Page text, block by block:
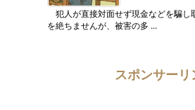
犯人が直接対面せず現金などを騙し
を絶ちませんが、被害の多 ...
スポンサーリ